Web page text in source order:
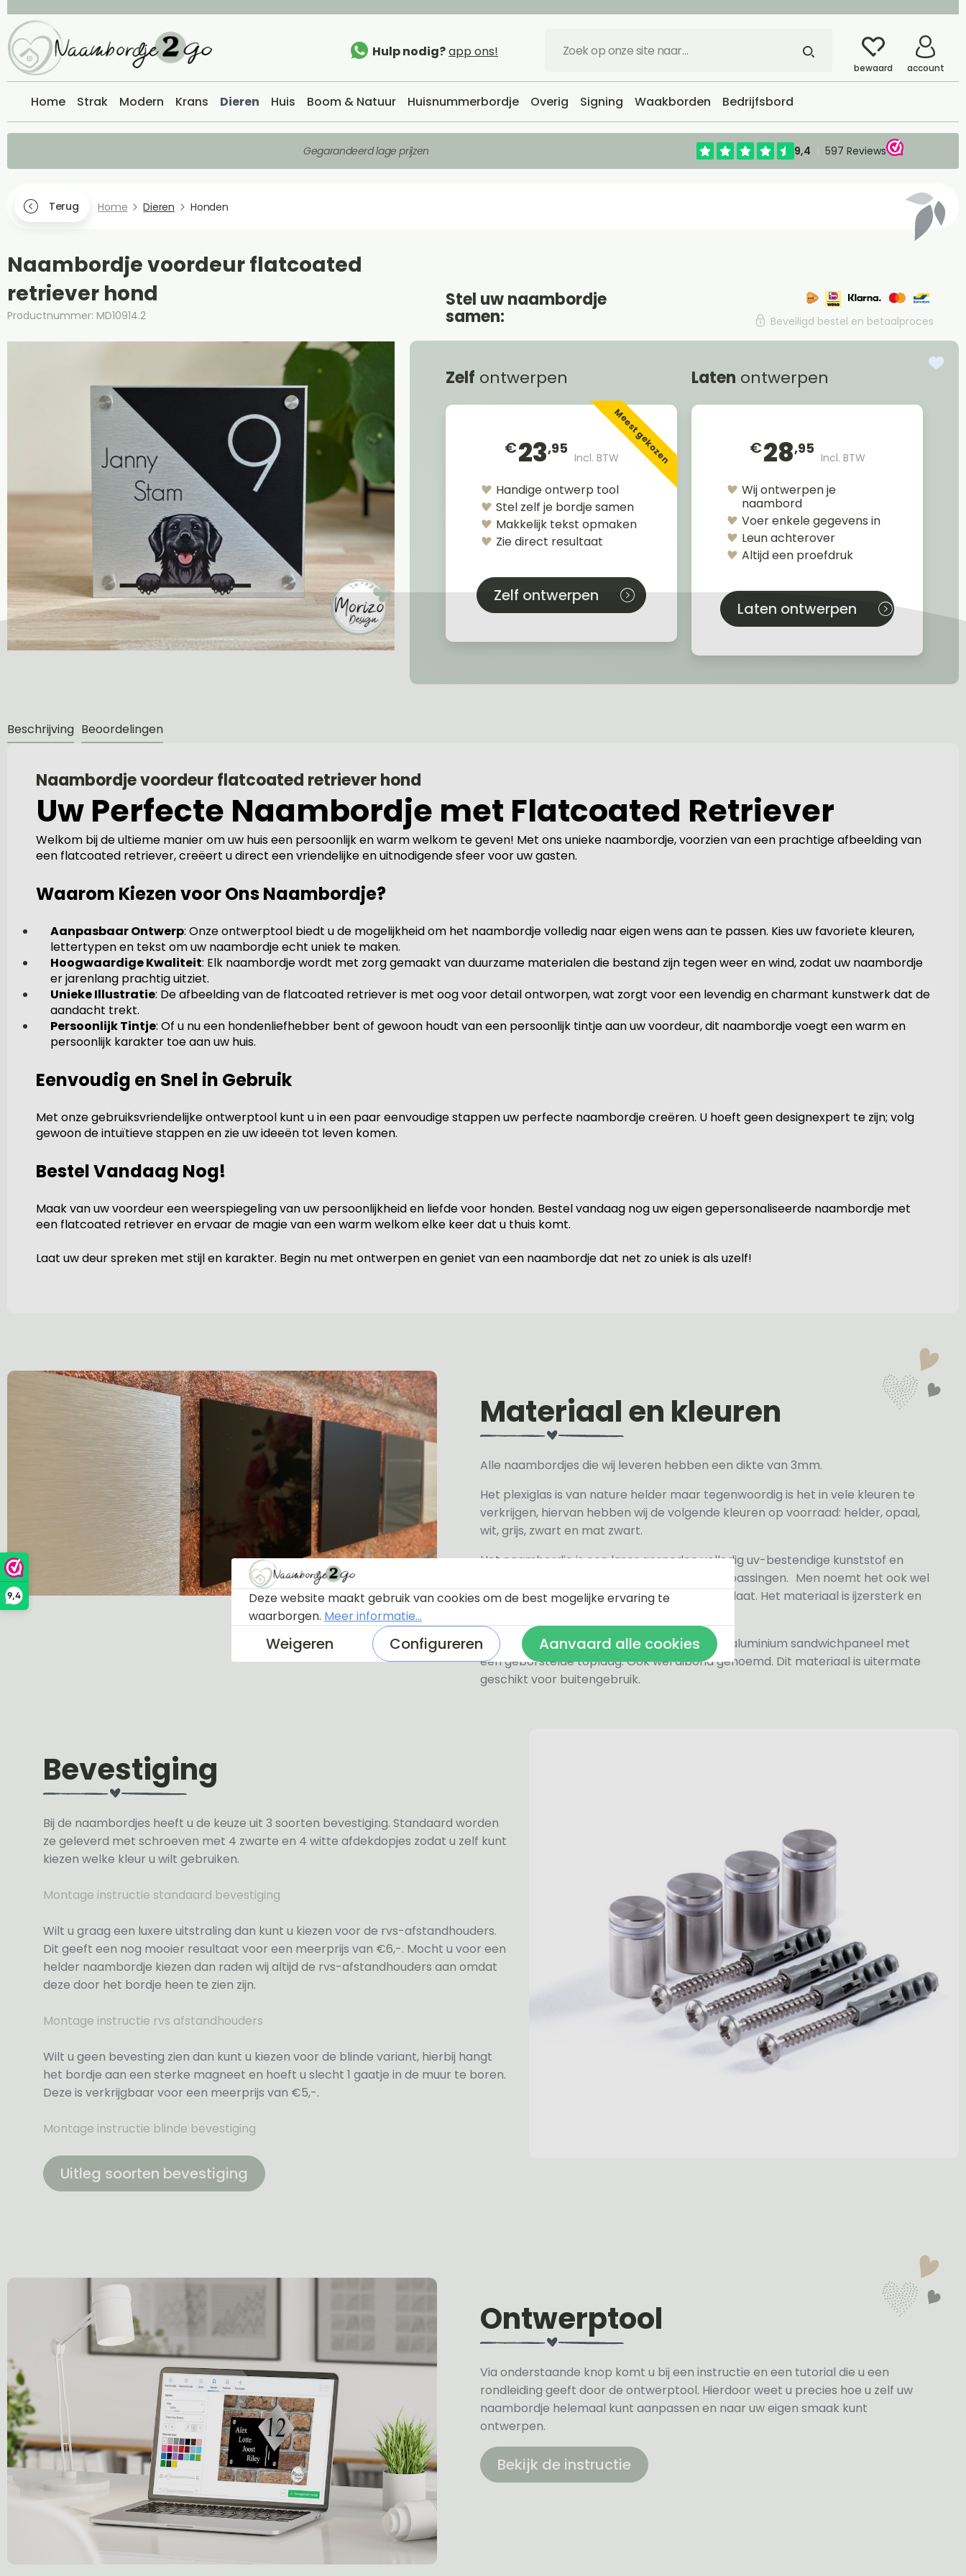
9,4
Hulp nodig?app ons!
bewaard account
Home Strak Modern Krans Dieren Huis Boom & Natuur Huisnummerbordje Overig Signing Waakborden Bedrijfsbord
Gegarandeerd lage prijzen
Terug Home Dieren Honden
Naambordje voordeur flatcoated
retriever hond
Productnummer: MD10914.2
Stel uw naambordje
samen: Beveiligd bestel en betaalproces
Zelf ontwerpen
€23,95
Incl. BTWMeest gekozen
Handige ontwerp tool
Stel zelf je bordje samen
Makkelijk tekst opmaken
Zie direct resultaat
Zelf ontwerpen
Laten ontwerpen
€28,95
Incl. BTW
Wij ontwerpen je
naambord
Voer enkele gegevens in
Leun achterover
Altijd een proefdruk
Laten ontwerpen
Beschrijving Beoordelingen
Naambordje voordeur flatcoated retriever hond
Uw Perfecte Naambordje met Flatcoated Retriever
Welkom bij de ultieme manier om uw huis een persoonlijk en warm welkom te geven! Met ons unieke naambordje, voorzien van een prachtige afbeelding van
een flatcoated retriever, creëert u direct een vriendelijke en uitnodigende sfeer voor uw gasten.
Waarom Kiezen voor Ons Naambordje?
Aanpasbaar Ontwerp: Onze ontwerptool biedt u de mogelijkheid om het naambordje volledig naar eigen wens aan te passen. Kies uw favoriete kleuren,
lettertypen en tekst om uw naambordje echt uniek te maken.
Hoogwaardige Kwaliteit: Elk naambordje wordt met zorg gemaakt van duurzame materialen die bestand zijn tegen weer en wind, zodat uw naambordje
er jarenlang prachtig uitziet.
Unieke Illustratie: De afbeelding van de flatcoated retriever is met oog voor detail ontworpen, wat zorgt voor een levendig en charmant kunstwerk dat de
aandacht trekt.
Persoonlijk Tintje: Of u nu een hondenliefhebber bent of gewoon houdt van een persoonlijk tintje aan uw voordeur, dit naambordje voegt een warm en
persoonlijk karakter toe aan uw huis.
Eenvoudig en Snel in Gebruik
Met onze gebruiksvriendelijke ontwerptool kunt u in een paar eenvoudige stappen uw perfecte naambordje creëren. U hoeft geen designexpert te zijn; volg
gewoon de intuïtieve stappen en zie uw ideeën tot leven komen.
Bestel Vandaag Nog!
Maak van uw voordeur een weerspiegeling van uw persoonlijkheid en liefde voor honden. Bestel vandaag nog uw eigen gepersonaliseerde naambordje met
een flatcoated retriever en ervaar de magie van een warm welkom elke keer dat u thuis komt.
Laat uw deur spreken met stijl en karakter. Begin nu met ontwerpen en geniet van een naambordje dat net zo uniek is als uzelf!
Materiaal en kleuren
Alle naambordjes die wij leveren hebben een dikte van 3mm.
Het plexiglas is van nature helder maar tegenwoordig is het in vele kleuren te
verkrijgen, hiervan hebben wij de volgende kleuren op voorraad: helder, opaal,
wit, grijs, zwart en mat zwart.
Het naambordje is een laser gesneden volledig uv-bestendige kunststof en
daarom geschikt voor binnen- en buitentoepassingen. Men noemt het ook wel
een perspex naambordje of acrylaat naamplaat. Het materiaal is ijzersterk en
De RVS-look naambordjes zijn gemaakt van aluminium sandwichpaneel met
een geborstelde toplaag. Ook wel dibond genoemd. Dit materiaal is uitermate
geschikt voor buitengebruik.
Bevestiging
Bij de naambordjes heeft u de keuze uit 3 soorten bevestiging. Standaard worden
ze geleverd met schroeven met 4 zwarte en 4 witte afdekdopjes zodat u zelf kunt
kiezen welke kleur u wilt gebruiken.
Montage instructie standaard bevestiging
Wilt u graag een luxere uitstraling dan kunt u kiezen voor de rvs-afstandhouders.
Dit geeft een nog mooier resultaat voor een meerprijs van €6,-. Mocht u voor een
helder naambordje kiezen dan raden wij altijd de rvs-afstandhouders aan omdat
deze door het bordje heen te zien zijn.
Montage instructie rvs afstandhouders
Wilt u geen bevesting zien dan kunt u kiezen voor de blinde variant, hierbij hangt
het bordje aan een sterke magneet en hoeft u slecht 1 gaatje in de muur te boren.
Deze is verkrijgbaar voor een meerprijs van €5,-.
Montage instructie blinde bevestiging
Uitleg soorten bevestiging
Ontwerptool
Via onderstaande knop komt u bij een instructie en een tutorial die u een
rondleiding geeft door de ontwerptool. Hierdoor weet u precies hoe u zelf uw
naambordje helemaal kunt aanpassen en naar uw eigen smaak kunt
ontwerpen.
Bekijk de instructie
Deze website maakt gebruik van cookies om de best mogelijke ervaring te
waarborgen. Meer informatie...
Weigeren Configureren Aanvaard alle cookies